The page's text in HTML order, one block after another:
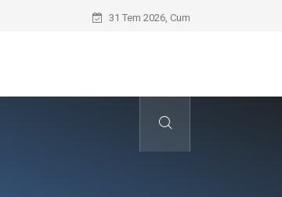
Kanvas Baskı Teknolojisi ile Yaşam
31 Tem 2026, Cum